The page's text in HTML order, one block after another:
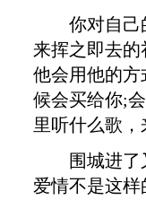
你对自己的
来挥之即去
他会用他的
候会买给你;
里听什么歌
围城进了又
爱情不是这